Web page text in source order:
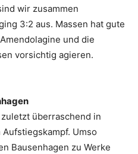
wir zusammen
3:2 aus. Massen hat gute
und die
vorsichtig agieren.
überraschend in
Umso
Bausenhagen zu Werke